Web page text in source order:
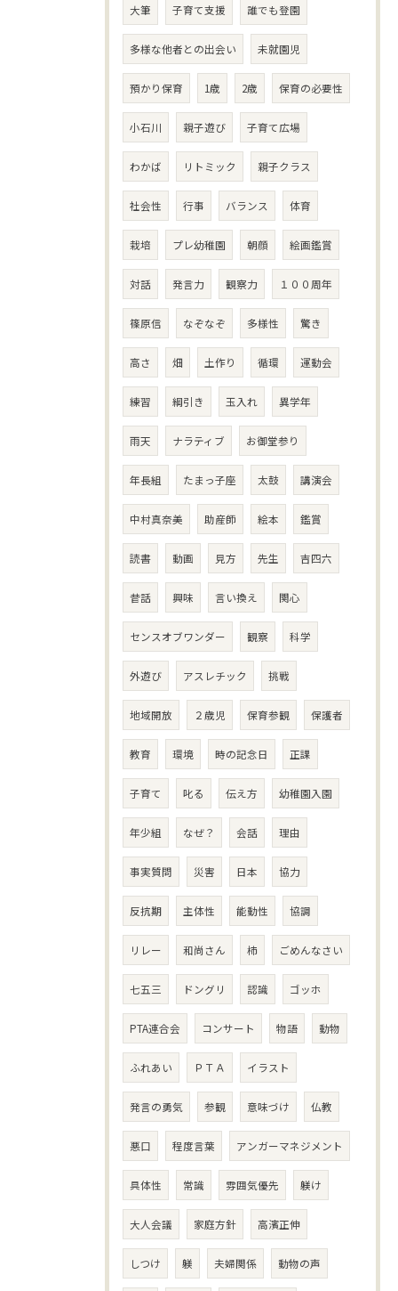
大筆 子育て支援 誰でも登園
多様な他者との出会い 未就園児
預かり保育 1歳 2歳 保育の必要性
小石川 親子遊び 子育て広場
わかば リトミック 親子クラス
社会性 行事 バランス 体育
栽培 プレ幼稚園 朝顔 絵画鑑賞
対話 発言力 観察力 １００周年
篠原信 なぞなぞ 多様性 驚き
高さ 畑 土作り 循環 運動会
練習 綱引き 玉入れ 異学年
雨天 ナラティブ お御堂参り
年長組 たまっ子座 太鼓 講演会
中村真奈美 助産師 絵本 鑑賞
読書 動画 見方 先生 吉四六
昔話 興味 言い換え 関心
センスオブワンダー 観察 科学
外遊び アスレチック 挑戦
地域開放 ２歳児 保育参観 保護者
教育 環境 時の記念日 正課
子育て 叱る 伝え方 幼稚園入園
年少組 なぜ？ 会話 理由
事実質問 災害 日本 協力
反抗期 主体性 能動性 協調
リレー 和尚さん 柿 ごめんなさい
七五三 ドングリ 認識 ゴッホ
PTA連合会 コンサート 物語 動物
ふれあい ＰＴＡ イラスト
発言の勇気 参観 意味づけ 仏教
悪口 程度言葉 アンガーマネジメント
具体性 常識 雰囲気優先 躾け
大人会議 家庭方針 高濱正伸
しつけ 躾 夫婦関係 動物の声